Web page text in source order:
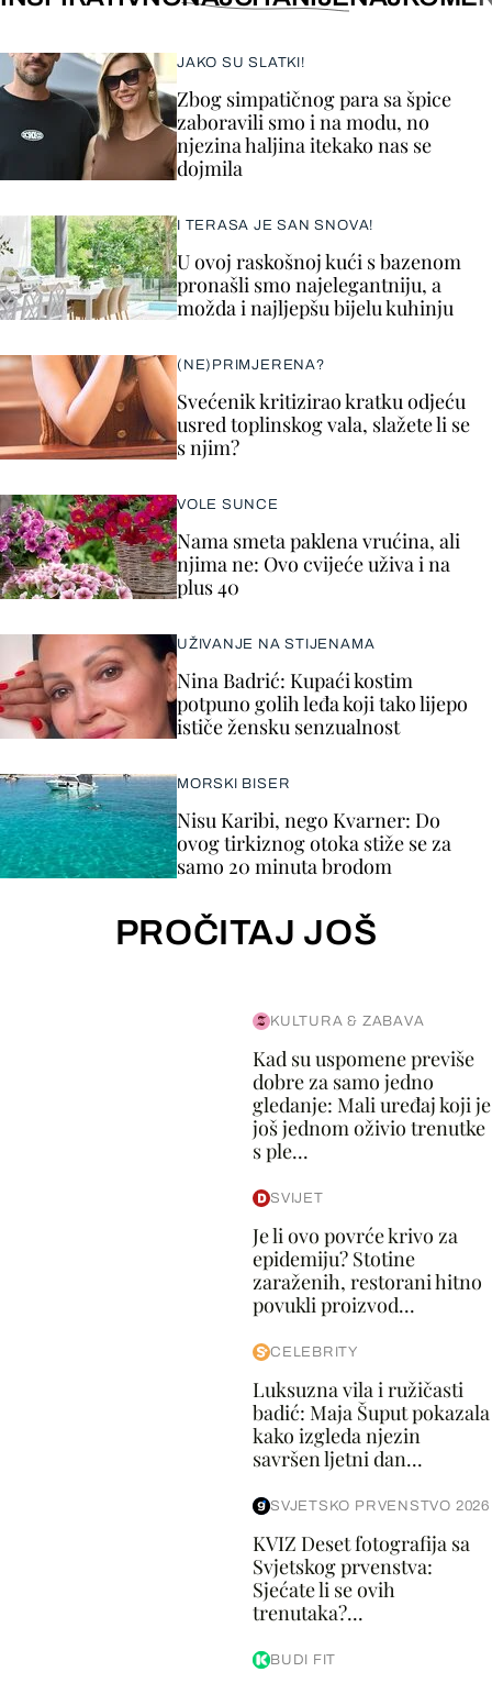
JAKO SU SLATKI!
Zbog simpatičnog para sa špice
zaboravili smo i na modu, no
njezina haljina itekako nas se
dojmila
I TERASA JE SAN SNOVA!
U ovoj raskošnoj kući s bazenom
pronašli smo najelegantniju, a
možda i najljepšu bijelu kuhinju
(NE)PRIMJERENA?
Svećenik kritizirao kratku odjeću
usred toplinskog vala, slažete li se
s njim?
VOLE SUNCE
Nama smeta paklena vrućina, ali
njima ne: Ovo cvijeće uživa i na
plus 40
UŽIVANJE NA STIJENAMA
Nina Badrić: Kupaći kostim
potpuno golih leđa koji tako lijepo
ističe žensku senzualnost
MORSKI BISER
Nisu Karibi, nego Kvarner: Do
ovog tirkiznog otoka stiže se za
samo 20 minuta brodom
PROČITAJ JOŠ
KULTURA & ZABAVA
Kad su uspomene previše
dobre za samo jedno
gledanje: Mali uređaj koji je
još jednom oživio trenutke
s ple...
SVIJET
Je li ovo povrće krivo za
epidemiju? Stotine
zaraženih, restorani hitno
povukli proizvod...
CELEBRITY
Luksuzna vila i ružičasti
badić: Maja Šuput pokazala
kako izgleda njezin
savršen ljetni dan...
SVJETSKO PRVENSTVO 2026
KVIZ Deset fotografija sa
Svjetskog prvenstva:
Sjećate li se ovih
trenutaka?...
BUDI FIT